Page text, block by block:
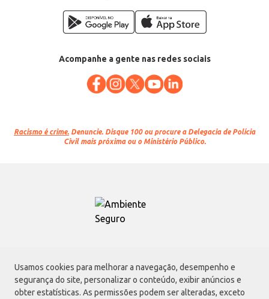
Usamos cookies para melhorar a navegação, desempenho e
segurança do site, personalizar o conteúdo, exibir anúncios e
obter estatísticas. As permissões podem ser alteradas, exceto
Acompanhe a gente nas redes sociais
Racismo é crime. Denuncie. Disque 100 ou procure a Delegacia de Polícia
Civil mais próxima ou o Ministério Público.
Atacadão S.A.
Avenida Morvan Dias de Figueiredo, 6169, Vila Maria, São Paulo - SP | CEP
02170-901 | CNPJ: 75.315.333/0001-09